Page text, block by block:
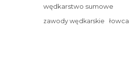
wędkarstwo sumowe
zawody wędkarskie łowca